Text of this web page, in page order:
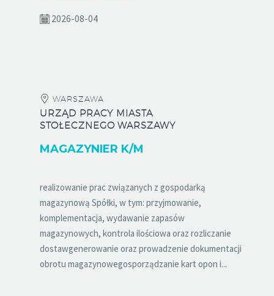
2026-08-04
WARSZAWA
URZĄD PRACY MIASTA
STOŁECZNEGO WARSZAWY
MAGAZYNIER K/M
realizowanie prac związanych z gospodarką
magazynową Spółki, w tym: przyjmowanie,
komplementacja, wydawanie zapasów
magazynowych, kontrola ilościowa oraz rozliczanie
dostawgenerowanie oraz prowadzenie dokumentacji
obrotu magazynowegosporządzanie kart opon i...